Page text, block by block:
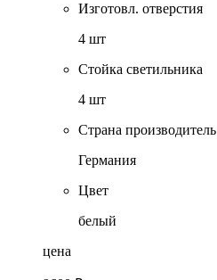
Изготовл. отверстия
4 шт
Стойка светильника
4 шт
Страна производитель
Германия
Цвет
белый
цена